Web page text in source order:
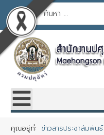
การค้นหา
คุณอยู่ที่:ข่าวสารประชาสัมพันธ์